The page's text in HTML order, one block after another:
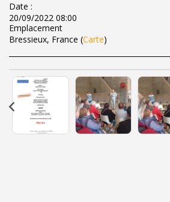
Date :
20/09/2022 08:00
Emplacement
Bressieux, France (Carte)